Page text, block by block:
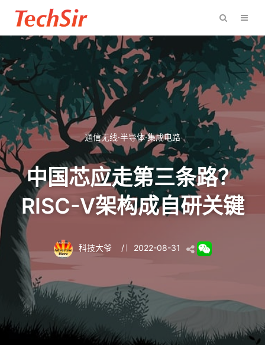
通信无线·半导体·集成电路
中国芯应走第三条路？
RISC-V架构成自研关键
科技大爷 / 2022-08-31